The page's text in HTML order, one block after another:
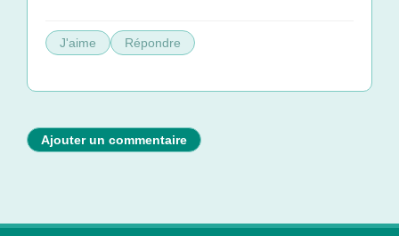
J'aime Répondre
Ajouter un commentaire